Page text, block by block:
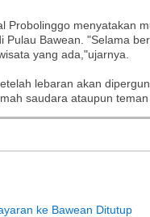
Probolinggo menyatakan
Pulau Bawean. "Selama
yang ada,"ujarnya.
lebaran akan
saudara ataupun
ke Bawean Ditutup